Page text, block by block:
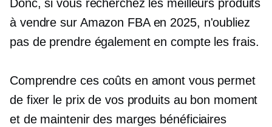
Donc, si vous recherchez les meilleurs produits
à vendre sur Amazon FBA en 2025, n'oubliez
pas de prendre également en compte les frais.
Comprendre ces coûts en amont vous permet
de fixer le prix de vos produits au bon moment
et de maintenir des marges bénéficiaires